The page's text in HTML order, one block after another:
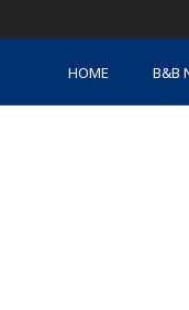
HOME B&B